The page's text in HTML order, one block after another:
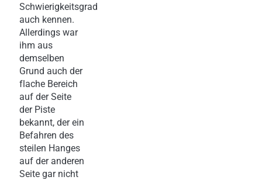
Schwierigkeitsgrad
auch kennen.
Allerdings war
ihm aus
demselben
Grund auch der
flache Bereich
auf der Seite
der Piste
bekannt, der ein
Befahren des
steilen Hanges
auf der anderen
Seite gar nicht